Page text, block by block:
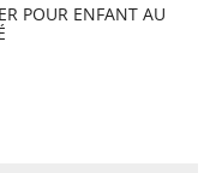
POUR ENFANT AU